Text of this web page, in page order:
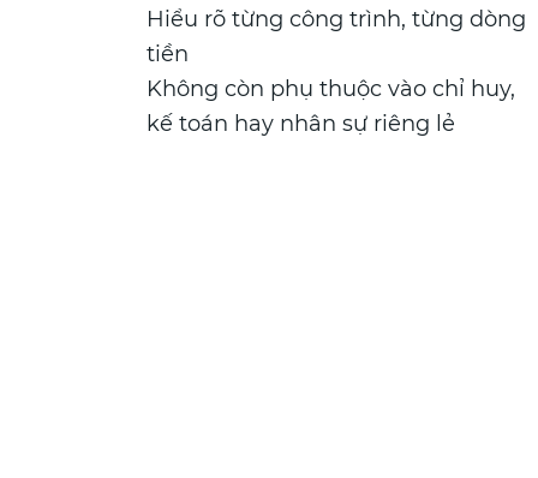
Hiểu rõ từng công trình, từng dòng
tiền
Không còn phụ thuộc vào chỉ huy,
kế toán hay nhân sự riêng lẻ